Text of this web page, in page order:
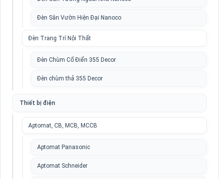
Đèn Sân Vườn Hiện Đại Nanoco
Đèn Trang Trí Nội Thất
Đèn Chùm Cổ Điển 355 Decor
Đèn chùm thả 355 Decor
Thiết bị điện
Aptomat, CB, MCB, MCCB
Aptomat Panasonic
Aptomat Schneider